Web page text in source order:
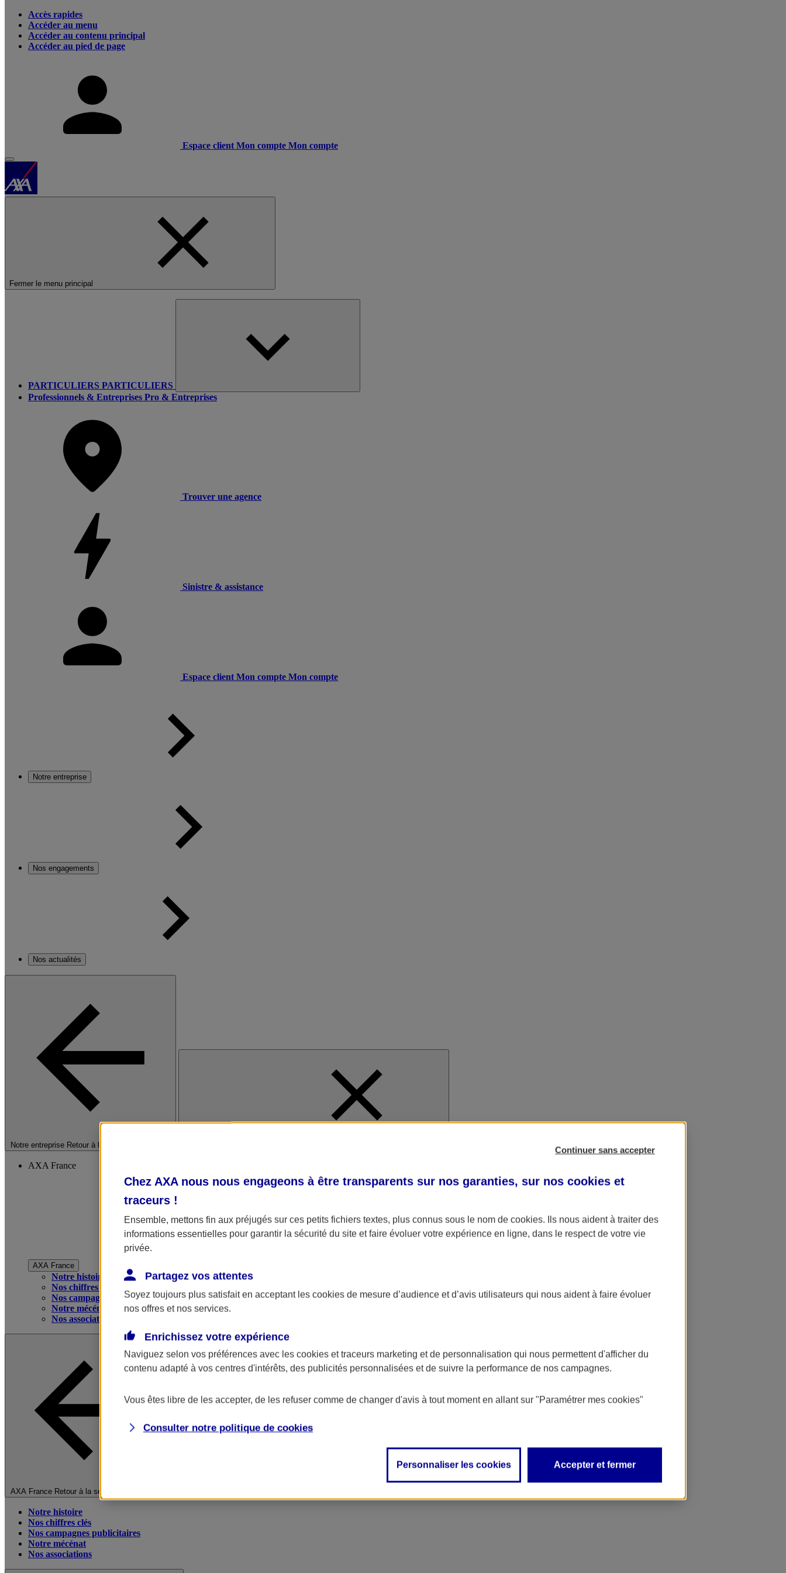
Accès rapides
Accéder au menu
Accéder au contenu principal
Accéder au pied de page
Espace client Mon compte Mon compte
Fermer le menu principal
PARTICULIERS PARTICULIERS
Professionnels & Entreprises Pro & Entreprises
Trouver une agence
Sinistre & assistance
Espace client Mon compte Mon compte
Notre entreprise
Nos engagements
Nos actualités
Notre entreprise Retour à la section précédente
AXA France
AXA France
Notre histoire
Nos chiffres clés
Nos campagnes publicitaires
Notre mécénat
Nos associations
AXA France Retour à la section précédente
Notre histoire
Nos chiffres clés
Nos campagnes publicitaires
Notre mécénat
Nos associations
Continuer sans accepter
Chez AXA nous nous engageons à être transparents sur nos garanties, sur nos cookies et
traceurs !
Ensemble, mettons fin aux préjugés sur ces petits fichiers textes, plus connus sous le nom de cookies. Ils nous aident à traiter des
informations essentielles pour garantir la sécurité du site et faire évoluer votre expérience en ligne, dans le respect de votre vie
privée.
Partagez vos attentes
Soyez toujours plus satisfait en acceptant les cookies de mesure d’audience et d’avis utilisateurs qui nous aident à faire évoluer
nos offres et nos services.
Enrichissez votre expérience
Naviguez selon vos préférences avec les cookies et traceurs marketing et de personnalisation qui nous permettent d'afficher du
contenu adapté à vos centres d'intérêts, des publicités personnalisées et de suivre la performance de nos campagnes.
Vous êtes libre de les accepter, de les refuser comme de changer d'avis à tout moment en allant sur "Paramétrer mes cookies"
Consulter notre politique de cookies
Personnaliser les cookies Accepter et fermer